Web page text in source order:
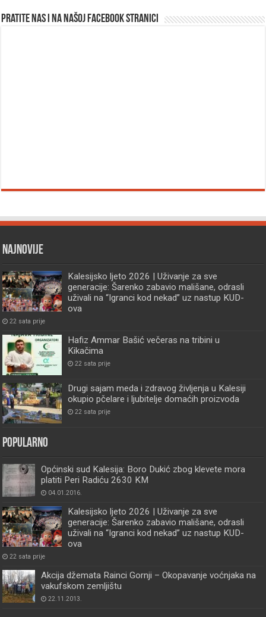
Pratite nas i na našoj facebook stranici
Najnovije
Kalesijsko ljeto 2026 | Uživanje za sve
generacije: Šarenko zabavio mališane, odrasli
uživali na “Igranci kod nekad” uz nastup KUD-
ova
22 sata prije
Hafiz Ammar Bašić večeras na tribini u
Kikačima
22 sata prije
Drugi sajam meda i zdravog življenja u Kalesiji
okupio pčelare i ljubitelje domaćih proizvoda
22 sata prije
Popularno
Općinski sud Kalesija: Boro Dukić zbog klevete mora
platiti Peri Radiću 2630 KM
04.01.2016.
Kalesijsko ljeto 2026 | Uživanje za sve
generacije: Šarenko zabavio mališane, odrasli
uživali na “Igranci kod nekad” uz nastup KUD-
ova
22 sata prije
Akcija džemata Rainci Gornji – Okopavanje voćnjaka na
vakufskom zemljištu
22.11.2013.